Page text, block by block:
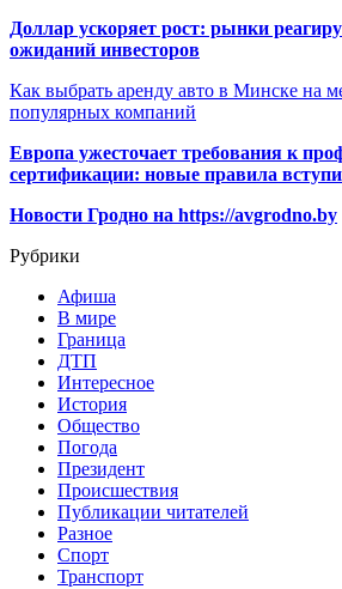
Доллар ускоряет рост: рынки
ожиданий инвесторов
Как выбрать аренду авто в Минске на
популярных компаний
Европа ужесточает требования к
сертификации: новые правила
Новости Гродно на https://avgrodno.by
Рубрики
Афиша
В мире
Граница
ДТП
Интересное
История
Общество
Погода
Президент
Происшествия
Публикации читателей
Разное
Спорт
Транспорт